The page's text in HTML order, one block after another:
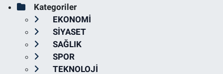
Kategoriler
EKONOMİ
SİYASET
SAĞLIK
SPOR
TEKNOLOJİ